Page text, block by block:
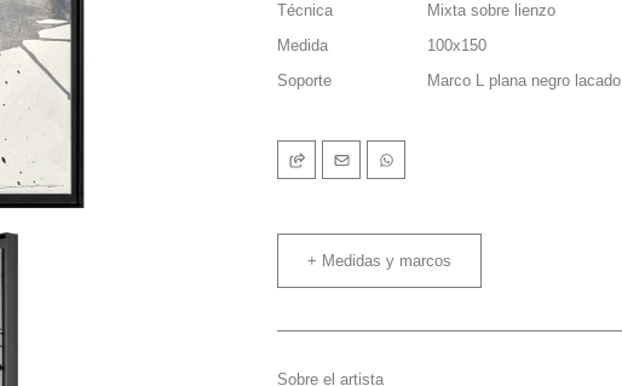
Técnica
Mixta sobre lienzo
Medida
100x150
Soporte
Marco L plana negro lacado
+ Medidas y marcos
Sobre el artista